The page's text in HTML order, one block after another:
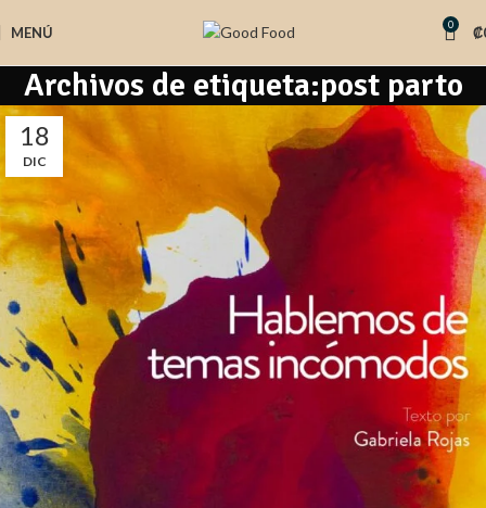
MENÚ 0 ₡
Archivos de etiqueta:post parto
18
DIC